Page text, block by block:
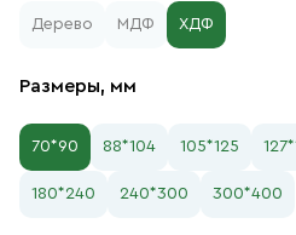
Дерево МДФ ХДФ
Размеры, мм
70*90 88*104 105*125
180*240 240*300 300*400